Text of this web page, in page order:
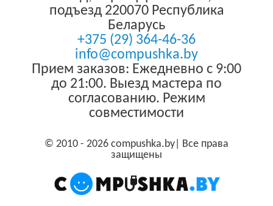
подъезд 220070 Республика
Беларусь
+375 (29) 364-46-36
info@compushka.by
Прием заказов: Ежедневно с 9:00
до 21:00. Выезд мастера по
согласованию. Режим
совместимости
© 2010 - 2026 compushka.by| Все права
защищены